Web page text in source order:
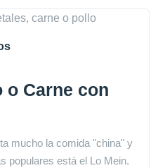
o Carne con
mucho la comida "china" y
populares está el Lo Mein.